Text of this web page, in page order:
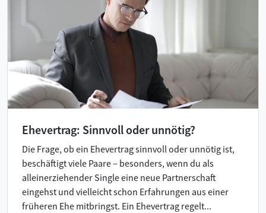
Ehevertrag: Sinnvoll oder unnötig?
Die Frage, ob ein Ehevertrag sinnvoll oder unnötig ist,
beschäftigt viele Paare – besonders, wenn du als
alleinerziehender Single eine neue Partnerschaft
eingehst und vielleicht schon Erfahrungen aus einer
früheren Ehe mitbringst. Ein Ehevertrag regelt...